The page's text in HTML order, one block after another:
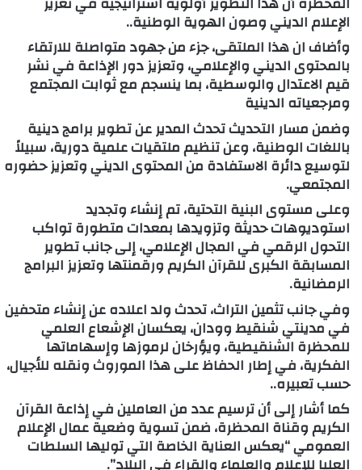
الإعلام الديني وصون الهوية الوطنية..
وأضاف ان هذا الملتقى، جزء من جهود متواصلة للارتقاء
بالمحتوى الديني والإعلامي، وتعزيز دور الإذاعة في نشر
قيم الاعتدال والوسطية، بما ينسجم مع ثوابت المجتمع
ومرجعياته الدينية
وضمن مسار التحديث تحدث المدير عن تطوير برامج دينية
باللغات الوطنية، وعن تنظيم ملتقيات علمية دورية، سبيلاً
لتوسيع دائرة الاستفادة من المحتوى الديني وتعزيز حضوره
المجتمعي.
وعلى مستوى البنية التحتية، تم إنشاء وتجديد
استوديوهات حديثة وتزويدها بمعدات متطورة تواكب
التحول الرقمي في المجال الإعلامي، إلى جانب تطوير
المسابقة الكبرى للقرآن الكريم ورقمنتها وتعزيز البرامج
الرمضانية.
وفي جانب تثمين التراث، تحدث ولد اعلاده عن إنشاء متحفين
في مدينتي شنقيط وودان، يعكسان الإشعاع العلمي
للمحظرة الشنقيطية، ويؤرخان لرموزها وإسهاماتها
الفكرية، في إطار الحفاظ على هذا الموروث ونقله للأجيال،
حسب تعبيره..
كما أشار إلى أن ترسيم عدد من العاملين في إذاعة القرآن
الكريم وقناة المحظرة، ضمن تسوية وضعية عمال الإعلام
العمومي “يعكس العناية الخاصة التي توليها السلطات